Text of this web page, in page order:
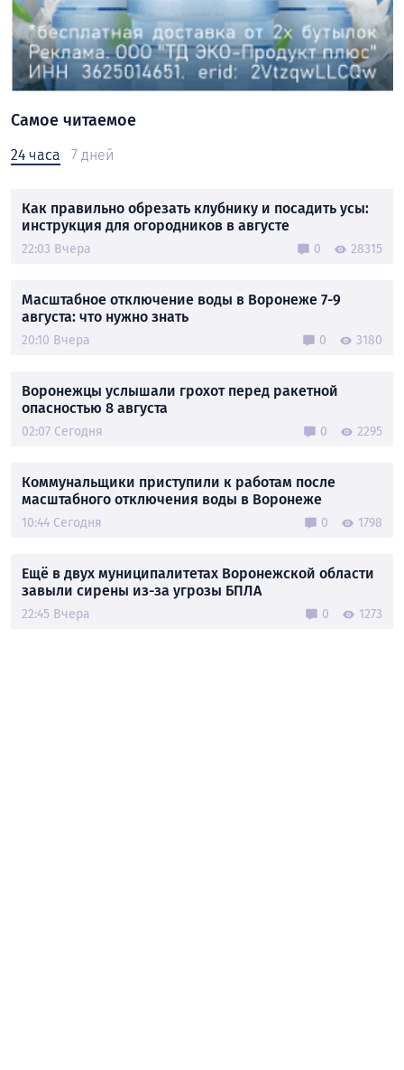
Самое читаемое
24 часа 7 дней
Как правильно обрезать клубнику и посадить усы:
инструкция для огородников в августе
22:03 Вчера 0 28315
Масштабное отключение воды в Воронеже 7-9
августа: что нужно знать
20:10 Вчера 0 3180
Воронежцы услышали грохот перед ракетной
опасностью 8 августа
02:07 Сегодня 0 2295
Коммунальщики приступили к работам после
масштабного отключения воды в Воронеже
10:44 Сегодня 0 1798
Ещё в двух муниципалитетах Воронежской области
завыли сирены из-за угрозы БПЛА
22:45 Вчера 0 1273